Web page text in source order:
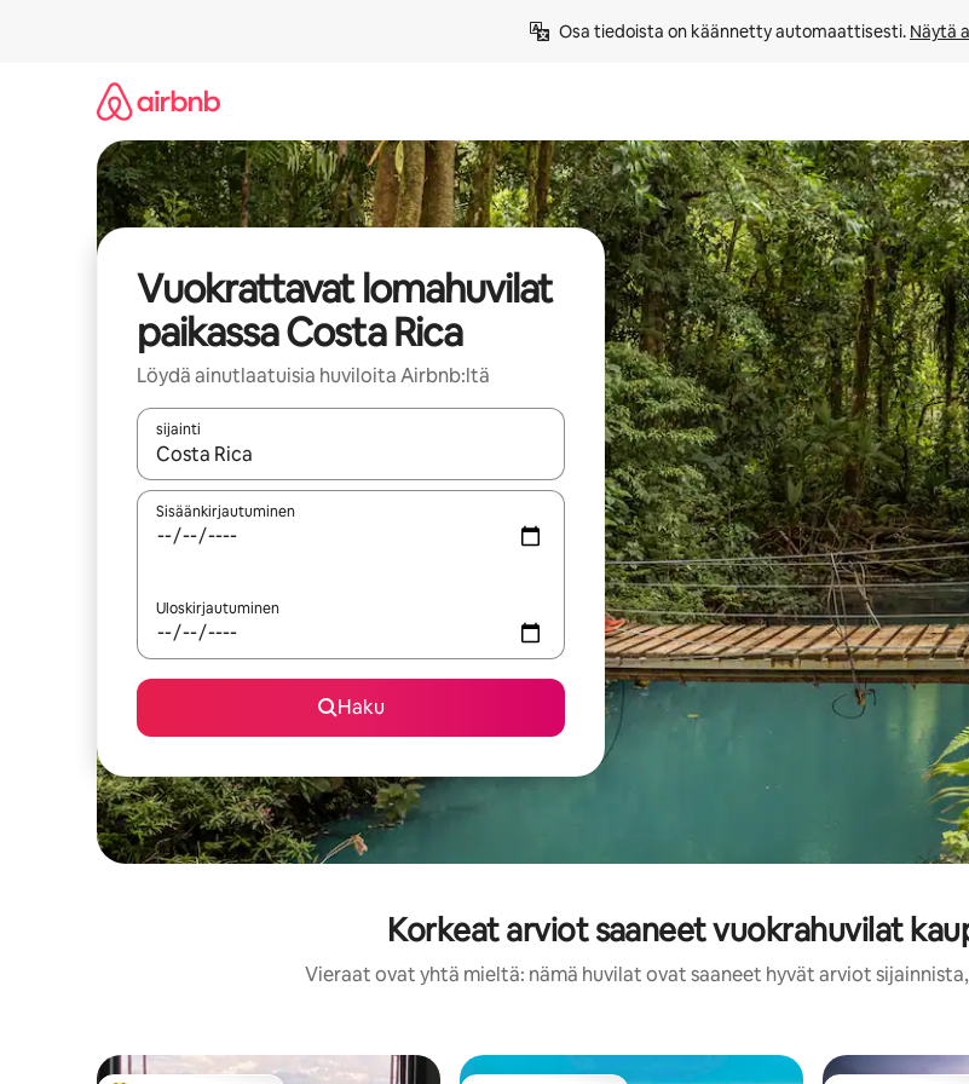
Osa tiedoista on käännetty automaattisesti. Näytä
Vuokrattavat lomahuvilat
paikassa Costa Rica
Löydä ainutlaatuisia huviloita Airbnb:ltä
sijainti
Kun tulokset ovat saatavilla, navigoi ylös- ja alas-nuolinäppäimillä tai tutustu koskettamalla tai
Sisäänkirjautuminen
Uloskirjautuminen
Haku
Korkeat arviot saaneet vuokrahuvilat
Vieraat ovat yhtä mieltä: nämä huvilat ovat saaneet hyvät arviot